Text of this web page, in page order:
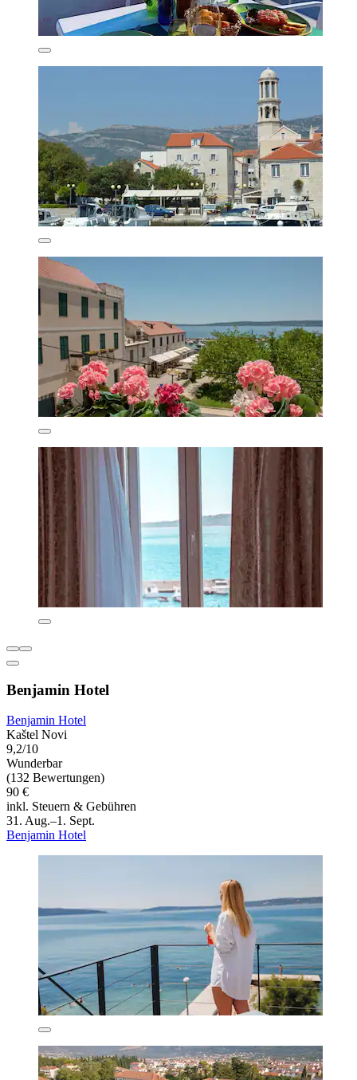
Benjamin Hotel
Benjamin Hotel
Kaštel Novi
9,2/10
Wunderbar
(132 Bewertungen)
90 €
inkl. Steuern & Gebühren
31. Aug.–1. Sept.
Benjamin Hotel